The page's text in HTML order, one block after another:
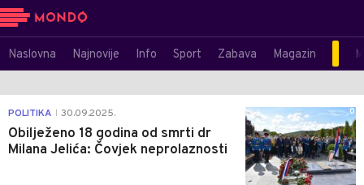
Naslovna Najnovije Info Sport Zabava Magazin
POLITIKA 30.09.2025.
Obilježeno 18 godina od smrti dr
Milana Jelića: Čovjek neprolaznosti
0